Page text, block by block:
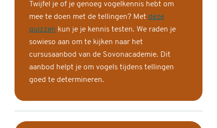
Twijfel je of je genoeg vogelkennis hebt om
mee te doen met de tellingen? Met deze
quizzen kun je je kennis testen. We raden je
sowieso aan om te kijken naar het
cursusaanbod van de Sovonacademie. Dit
aanbod helpt je om vogels tijdens tellingen
goed te determineren.